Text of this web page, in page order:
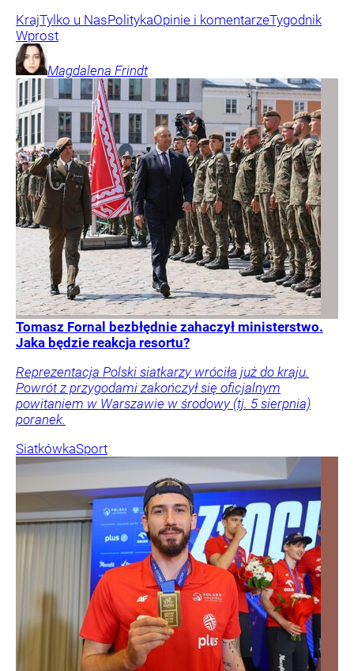
KrajTylko u NasPolitykaOpinie i komentarzeTygodnik
Wprost
Magdalena Frindt
Tomasz Fornal bezbłędnie zahaczył ministerstwo.
Jaka będzie reakcja resortu?
Reprezentacja Polski siatkarzy wróciła już do kraju.
Powrót z przygodami zakończył się oficjalnym
powitaniem w Warszawie w środowy (tj. 5 sierpnia)
poranek.
SiatkówkaSport